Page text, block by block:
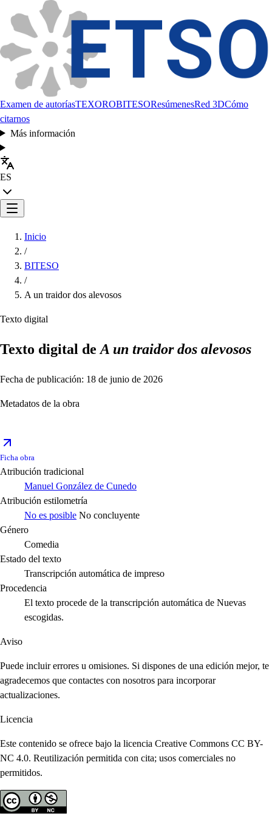
Examen de autoríasTEXOROBITESOResúmenesRed 3DCómo
citarnos
Más información
ES
Inicio
/
BITESO
/
A un traidor dos alevosos
Texto digital
Texto digital deA un traidor dos alevosos
Fecha de publicación: 18 de junio de 2026
Metadatos de la obra
Ficha obra
Atribución tradicional
Manuel González de Cunedo
Atribución estilometría
No es posible No concluyente
Género
Comedia
Estado del texto
Transcripción automática de impreso
Procedencia
El texto procede de la transcripción automática de Nuevas
escogidas.
Aviso
Puede incluir errores u omisiones. Si dispones de una edición mejor, te
agradecemos que contactes con nosotros para incorporar
actualizaciones.
Licencia
Este contenido se ofrece bajo la licencia Creative Commons CC BY-
NC 4.0. Reutilización permitida con cita; usos comerciales no
permitidos.